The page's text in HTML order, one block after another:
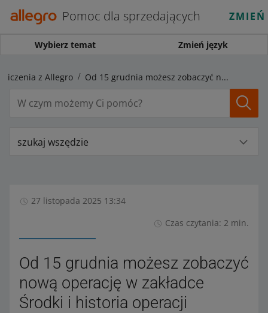
Pomoc dla sprzedających
Wybierz temat Zmień język
z Allegro Od 15 grudnia możesz zobaczyć nową operację w zakładce Środki i historia operacji
szukaj wszędzie
27 listopada 2025 13:34
Czas czytania: 2 min.
Od 15 grudnia możesz zobaczyć
nową operację w zakładce
Środki i historia operacji